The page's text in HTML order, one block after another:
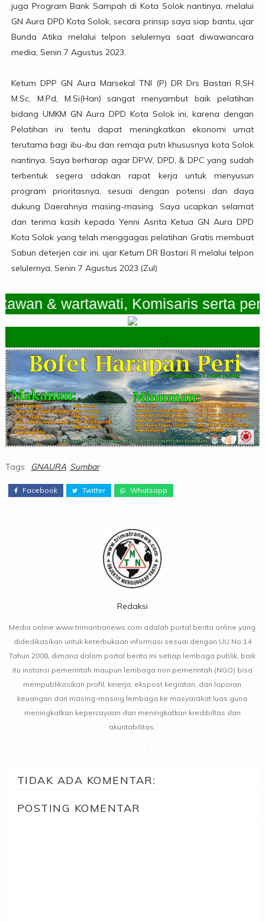
juga Program Bank Sampah di Kota Solok nantinya, melalui
GN Aura DPD Kota Solok, secara prinsip saya siap bantu, ujar
Bunda Atika melalui telpon selulernya saat diwawancara
media, Senin 7 Agustus 2023.
Ketum DPP GN Aura Marsekal TNI (P) DR Drs Bastari R,SH
M.Sc, M.Pd, M.Si(Han) sangat menyambut baik pelatihan
bidang UMKM GN Aura DPD Kota Solok ini, karena dengan
Pelatihan ini tentu dapat meningkatkan ekonomi umat
terutama bagi ibu-ibu dan remaja putri khususnya kota Solok
nantinya. Saya berharap agar DPW, DPD, & DPC yang sudah
terbentuk segera adakan rapat kerja untuk menyusun
program prioritasnya, sesuai dengan potensi dan daya
dukung Daerahnya masing-masing. Saya ucapkan selamat
dan terima kasih kepada Yenni Asrita Ketua GN Aura DPD
Kota Solok yang telah menggagas pelatihan Gratis membuat
Sabun deterjen cair ini, ujar Ketum DR Bastari R melalui telpon
selulernya, Senin 7 Agustus 2023.(Zul)
& wartawati, Komisaris serta
Tags: GNAURA Sumbar
Facebook Twitter Whatsapp
Redaksi
Media online www.trimantranews.com adalah portal berita online yang
didedikasikan untuk keterbukaan informasi sesuai dengan UU No.14
Tahun 2008, dimana dalam portal berita ini setiap lembaga publik, baik
itu instansi pemerintah maupun lembaga non pemerintah (NGO) bisa
mempublikasikan profil, kinerja, ekspost kegiatan, dan laporan
keuangan dari masing-masing lembaga ke masyarakat luas guna
meningkatkan kepercayaan dan meningkatkan kredibiltas dan
akuntabilitas.
TIDAK ADA KOMENTAR:
POSTING KOMENTAR